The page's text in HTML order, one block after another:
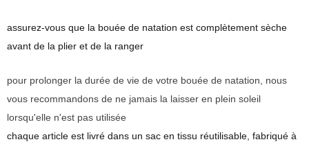
assurez-vous que la bouée de natation est complètement sèche
avant de la plier et de la ranger
pour prolonger la durée de vie de votre bouée de natation, nous
vous recommandons de ne jamais la laisser en plein soleil
lorsqu'elle n'est pas utilisée
chaque article est livré dans un sac en tissu réutilisable, fabriqué à